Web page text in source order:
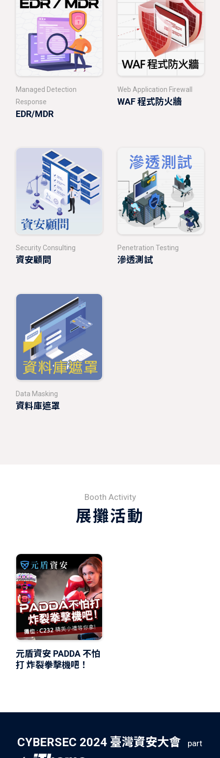
Managed Detection
Response
EDR/MDR
Web Application Firewall
WAF 程式防火牆
Security Consulting
資安顧問
Penetration Testing
滲透測試
Data Masking
資料庫遮罩
Booth Activity
展攤活動
元盾資安 PADDA 不怕
打 炸裂拳擊機吧！
CYBERSEC 2024 臺灣資安大會
part